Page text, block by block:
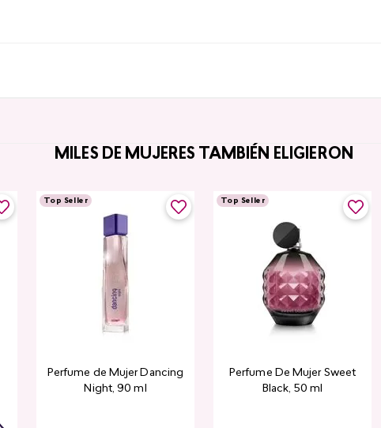
MILES DE MUJERES TAMBIÉN ELIGIERON
Top Seller
Perfume de Mujer Dancing
Night, 90 ml
Top Seller
Perfume De Mujer Sweet
Black, 50 ml